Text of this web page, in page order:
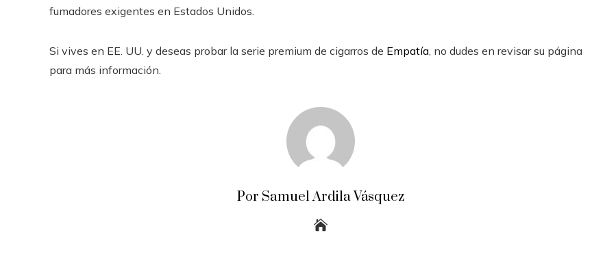
fumadores exigentes en Estados Unidos.
Si vives en EE. UU. y deseas probar la serie premium de cigarros de Empatía, no dudes en revisar su página
para más información.
Por Samuel Ardila Vásquez